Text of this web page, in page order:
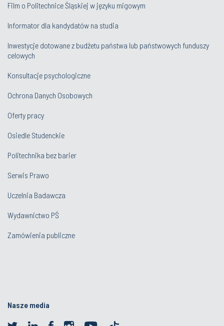
Film o Politechnice Śląskiej w języku migowym
Informator dla kandydatów na studia
Inwestycje dotowane z budżetu państwa lub państwowych funduszy
celowych
Konsultacje psychologiczne
Ochrona Danych Osobowych
Oferty pracy
Osiedle Studenckie
Politechnika bez barier
Serwis Prawo
Uczelnia Badawcza
Wydawnictwo PŚ
Zamówienia publiczne
Nasze media